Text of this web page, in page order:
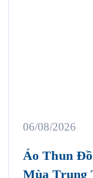
06/08/2026
Áo Thun
Mùa Trung